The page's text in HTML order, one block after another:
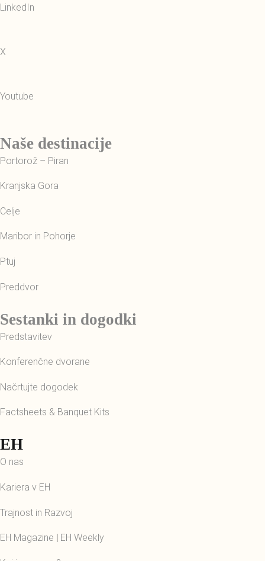
LinkedIn
X
Youtube
Naše destinacije
Portorož – Piran
Kranjska Gora
Celje
Maribor in Pohorje
Ptuj
Preddvor
Sestanki in dogodki
Predstavitev
Konferenčne dvorane
Načrtujte dogodek
Factsheets & Banquet Kits
EH
O nas
Kariera v EH
Trajnost in Razvoj
EH Magazine EH Weekly